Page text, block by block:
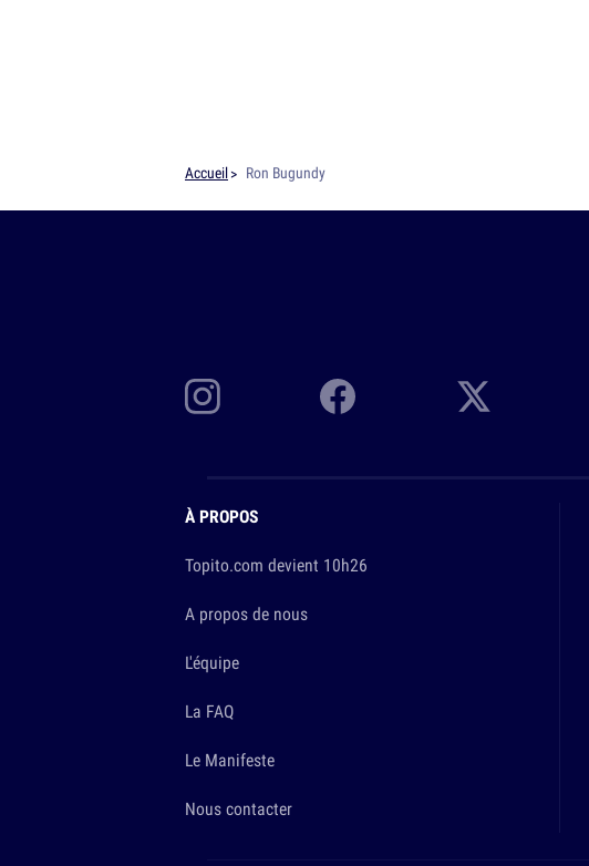
Accueil Ron Bugundy
À PROPOS
Topito.com devient 10h26
A propos de nous
L'équipe
La FAQ
Le Manifeste
Nous contacter